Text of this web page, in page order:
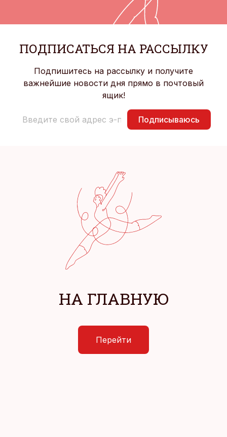
ПОДПИСАТЬСЯ НА РАССЫЛКУ
Подпишитесь на рассылку и получите
важнейшие новости дня прямо в почтовый
ящик!
Подписываюсь
НА ГЛАВНУЮ
Перейти